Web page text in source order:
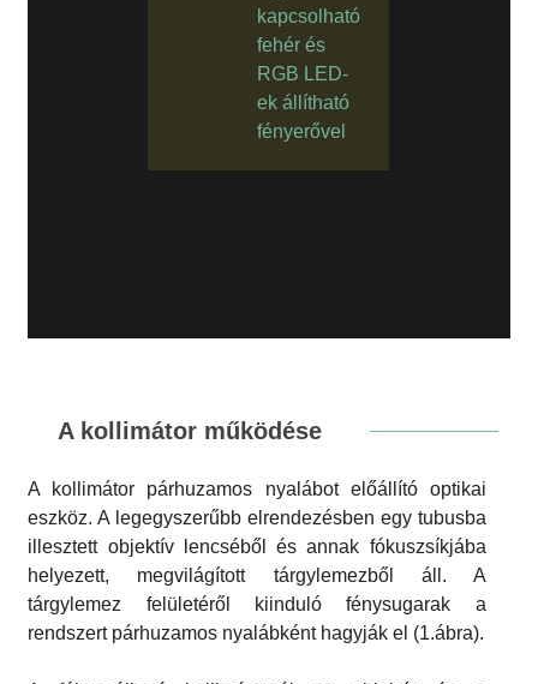
kapcsolható
fehér és
RGB LED-
ek állítható
fényerővel
A kollimátor működése
A kollimátor párhuzamos nyalábot előállító optikai
eszköz. A legegyszerűbb elrendezésben egy tubusba
illesztett objektív lencséből és annak fókuszsíkjába
helyezett, megvilágított tárgylemezből áll. A
tárgylemez felületéről kiinduló fénysugarak a
rendszert párhuzamos nyalábként hagyják el (1.ábra).